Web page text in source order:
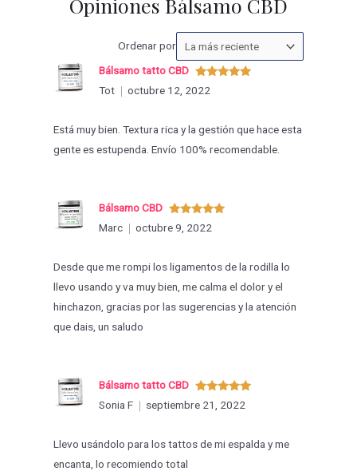
Ordenar porOrdenar
las
Valorado
con
Bálsamo tatto CBD
Tot
octubre 12, 2022
Está muy bien. Textura rica y la gestión que hace esta
gente es estupenda. Envío 100% recomendable.
Valorado
con5de 5
Bálsamo CBD
Marc
octubre 9, 2022
Desde que me rompi los ligamentos de la rodilla lo
llevo usando y va muy bien, me calma el dolor y el
hinchazon, gracias por las sugerencias y la atención
que dais, un saludo
Valorado
con 5de 5
Bálsamo tatto CBD
Sonia F
septiembre 21, 2022
Llevo usándolo para los tattos de mi espalda y me
encanta, lo recomiendo total